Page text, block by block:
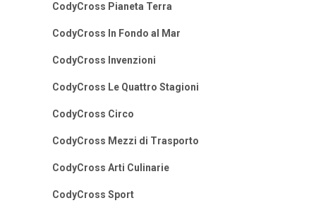
CodyCross Pianeta Terra
CodyCross In Fondo al Mar
CodyCross Invenzioni
CodyCross Le Quattro Stagioni
CodyCross Circo
CodyCross Mezzi di Trasporto
CodyCross Arti Culinarie
CodyCross Sport